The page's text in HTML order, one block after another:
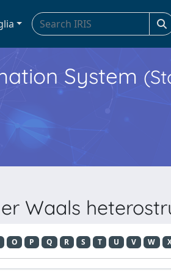
System
Waals
O P Q R S T U V W